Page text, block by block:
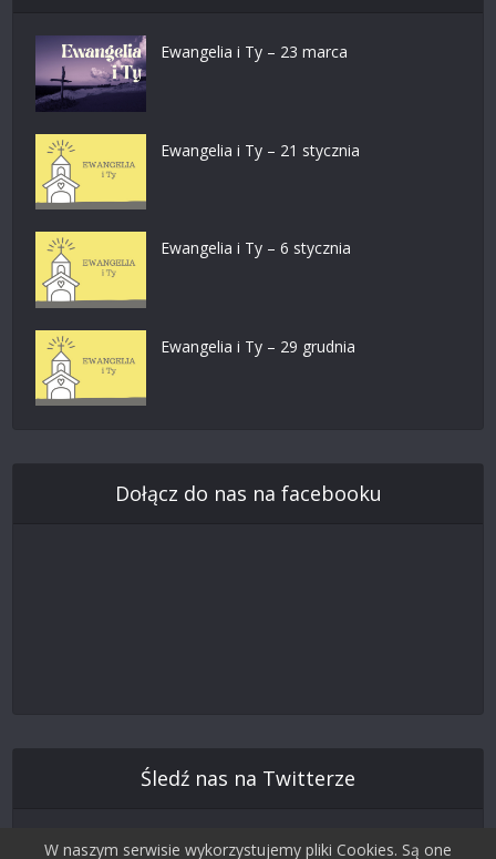
Ewangelia i Ty – 23 marca
Ewangelia i Ty – 21 stycznia
Ewangelia i Ty – 6 stycznia
Ewangelia i Ty – 29 grudnia
Dołącz do nas na facebooku
Śledź nas na Twitterze
W naszym serwisie wykorzystujemy pliki Cookies. Są one